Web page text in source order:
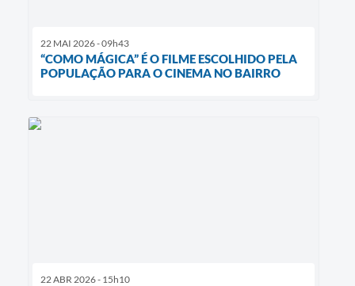
22 MAI 2026 - 09h43
“COMO MÁGICA” É O FILME ESCOLHIDO PELA
POPULAÇÃO PARA O CINEMA NO BAIRRO
22 ABR 2026 - 15h10